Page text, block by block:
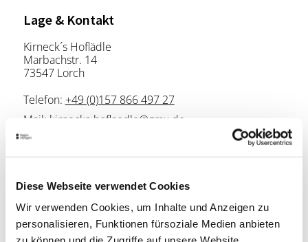
Diese Webseite verwendet Cookies
Wir verwenden Cookies, um Inhalte und Anzeigen zu
personalisieren, Funktionen fürsoziale Medien anbieten
Lage & Kontakt
Kirneck´s Hoflädle
Marbachstr. 14
73547 Lorch
Telefon: +49 (0)157 866 497 27
Mail: kirnecks-hoflaedle@gmx.de
Website:
Planen Sie Ihre Anreise
Verkehrs- und Tarifverbund Stuttgart GmbH
Fahrplanauskunft des VVS